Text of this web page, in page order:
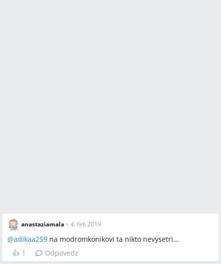
anastaziamala • 4. feb 2019
@adikaa259 na modromkonikovi ta nikto nevysetri...
👍 1 Odpovedz